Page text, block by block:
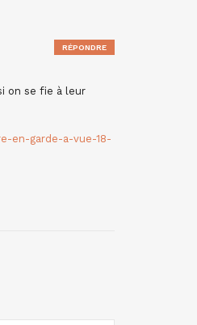
on se fie à leur
en-garde-a-vue-18-
RÉPONDRE